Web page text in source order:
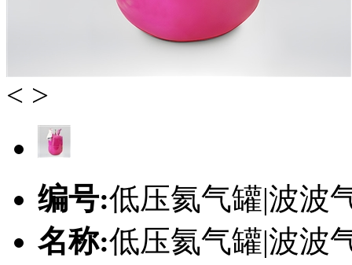
< >
编号:低压氦气罐|波波
名称:低压氦气罐|波波